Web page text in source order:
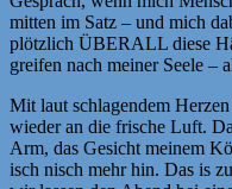
mitten im Satz – und mich
plötzlich ÜBERALL diese
greifen nach meiner Seele –
Mit laut schlagendem
wieder an die frische Luft.
Arm, das Gesicht meinem
isch nisch mehr hin. Das is